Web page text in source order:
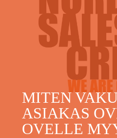
MITEN
ASIAKAS
OVELLE